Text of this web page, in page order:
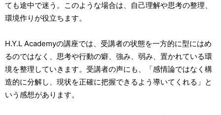
ても途中で迷う。このような場合は、自己理解や思考の整理、
環境作りが役立ちます。
H.Y.L Academyの講座では、受講者の状態を一方的に型にはめ
るのではなく、思考や行動の癖、強み、弱み、置かれている環
境を整理していきます。受講者の声にも、「感情論ではなく構
造的に分解し、現状を正確に把握できるよう導いてくれる」と
いう感想があります。